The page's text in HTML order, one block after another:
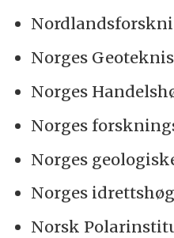
Norges
Norges
Norges
Norges
Norges
Norsk